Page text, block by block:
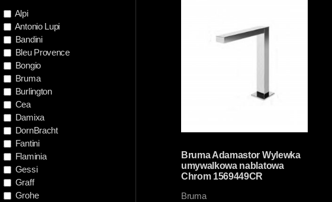
Alpi
Antonio Lupi
Bandini
Bleu Provence
Bongio
Bruma
Burlington
Cea
Damixa
DornBracht
Fantini
Flaminia
Gessi
Graff
Grohe
Bruma Adamastor Wylewka
umywalkowa nablatowa
Chrom 1569449CR
Bruma